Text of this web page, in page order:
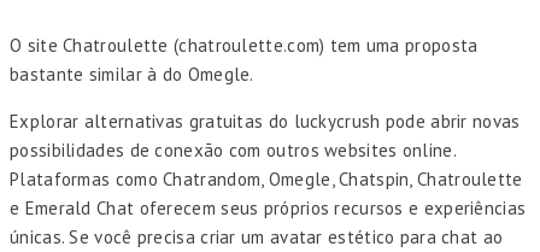
O site Chatroulette (chatroulette.com) tem uma proposta
bastante similar à do Omegle.
Explorar alternativas gratuitas do luckycrush pode abrir novas
possibilidades de conexão com outros websites online.
Plataformas como Chatrandom, Omegle, Chatspin, Chatroulette
e Emerald Chat oferecem seus próprios recursos e experiências
únicas. Se você precisa criar um avatar estético para chat ao